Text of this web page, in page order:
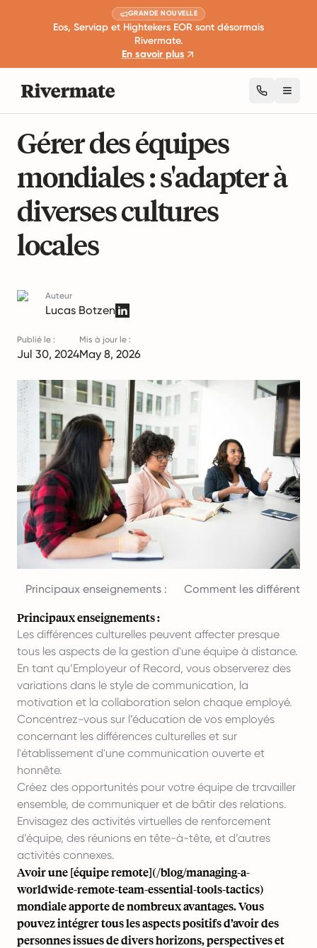
GRANDE NOUVELLE
Eos, Serviap et Hightekers EOR sont désormais
Rivermate.
En savoir plus
Gérer des équipes
mondiales : s'adapter à
diverses cultures
locales
Auteur
Lucas Botzen
Publié le :
Jul 30, 2024
Mis à jour le :
May 8, 2026
Principaux enseignements : Comment les différentes
Principaux enseignements :
Les différences culturelles peuvent affecter presque
tous les aspects de la gestion d'une équipe à distance.
En tant qu’Employeur of Record, vous observerez des
variations dans le style de communication, la
motivation et la collaboration selon chaque employé.
Concentrez-vous sur l’éducation de vos employés
concernant les différences culturelles et sur
l'établissement d'une communication ouverte et
honnête.
Créez des opportunités pour votre équipe de travailler
ensemble, de communiquer et de bâtir des relations.
Envisagez des activités virtuelles de renforcement
d’équipe, des réunions en tête-à-tête, et d’autres
activités connexes.
Avoir une [équiperemote](/blog/managing-a-
worldwide-remote-team-essential-tools-tactics)
mondiale apporte de nombreux avantages. Vous
pouvez intégrer tous les aspects positifs d’avoir des
personnes issues de divers horizons, perspectives et